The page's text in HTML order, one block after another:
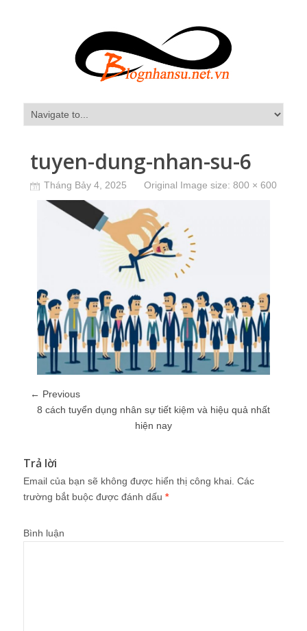
tuyen-dung-nhan-su-6
Tháng Bảy 4, 2025 Original Image size: 800 × 600
← Previous
8 cách tuyển dụng nhân sự tiết kiệm và hiệu quả nhất
hiện nay
Trả lời
Email của bạn sẽ không được hiển thị công khai. Các
trường bắt buộc được đánh dấu *
Bình luận